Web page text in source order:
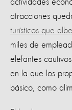
atracciones
turísticos que
miles de
elefantes
en la que los
básico, como